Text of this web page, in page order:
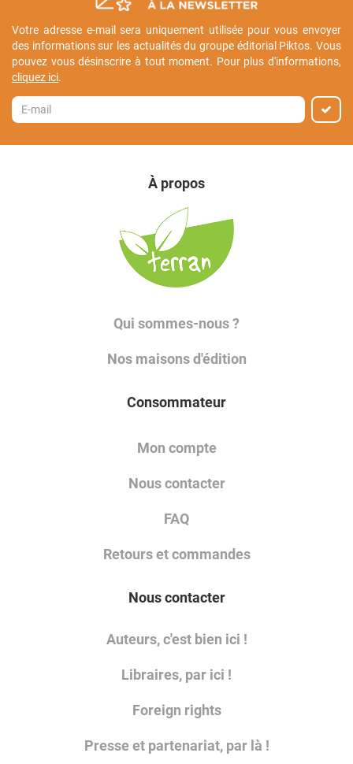
Votre adresse e-mail sera uniquement utilisée pour vous envoyer
des informations sur les actualités du groupe éditorial Piktos. Vous
pouvez vous désinscrire à tout moment. Pour plus d'informations,
cliquez ici.
À propos
Qui sommes-nous ?
Nos maisons d'édition
Consommateur
Mon compte
Nous contacter
FAQ
Retours et commandes
Nous contacter
Auteurs, c'est bien ici !
Libraires, par ici !
Foreign rights
Presse et partenariat, par là !